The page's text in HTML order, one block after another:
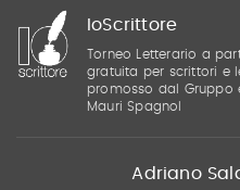
IoScrittore
Torneo Letterario a
gratuita per scrittori e
promosso dal Gruppo
Mauri Spagnol
Adriano